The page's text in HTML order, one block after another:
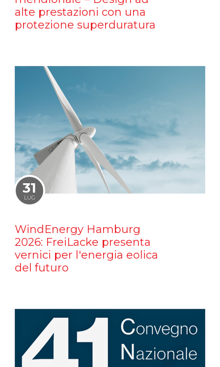
alte prestazioni con una
protezione superduratura
31
LUG
WindEnergy Hamburg
2026: FreiLacke presenta
vernici per l'energia eolica
del futuro